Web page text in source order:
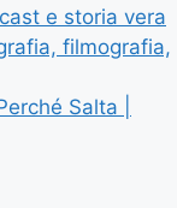
e storia vera
filmografia,
Salta |